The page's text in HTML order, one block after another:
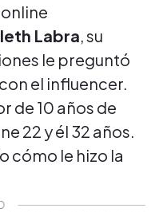
Labra, su
le preguntó
el influencer.
de 10 años de
22 y él 32 años.
cómo le hizo la